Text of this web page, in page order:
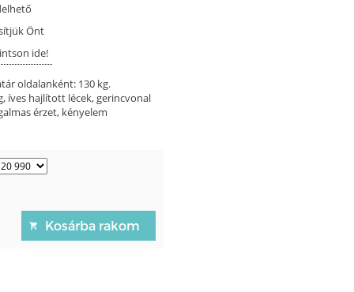
Önt
ide!
oldalanként: 130 kg.
íves hajlított lécek, gerincvonal
érzet, kényelem